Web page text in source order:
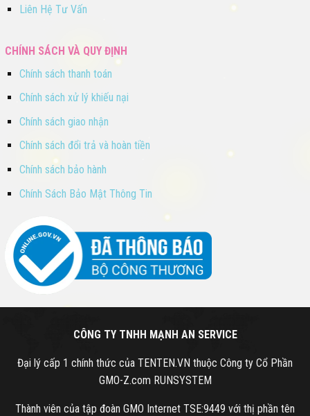
Liên Hệ Tư Vấn
CHÍNH SÁCH VÀ QUY ĐỊNH
Chính sách thanh toán
Chính sách xử lý khiếu nại
Chính sách giao nhận
Chính sách đổi trả và hoàn tiền
Chính sách bảo hành
Chính Sách Bảo Mật Thông Tin
CÔNG TY TNHH MẠNH AN SERVICE
Đại lý cấp 1 chính thức của TENTEN.VN thuộc Công ty Cổ Phần
GMO-Z.com RUNSYSTEM
Thành viên của tập đoàn GMO Internet TSE:9449 với thị phần tên